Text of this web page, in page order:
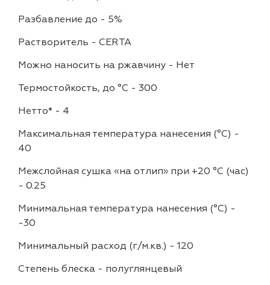
Разбавление до - 5%
Растворитель - CERTA
Можно наносить на ржавчину - Нет
Термостойкость, до °C - 300
Нетто* - 4
Максимальная температура нанесения (°С) -
40
Межслойная сушка «на отлип» при +20 °С (час)
- 0.25
Минимальная температура нанесения (°С) -
-30
Минимальный расход (г/м.кв.) - 120
Степень блеска - полуглянцевый